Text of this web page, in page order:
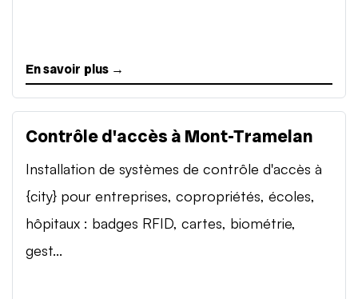
En savoir plus →
Contrôle d'accès à Mont-Tramelan
Installation de systèmes de contrôle d'accès à
{city} pour entreprises, copropriétés, écoles,
hôpitaux : badges RFID, cartes, biométrie,
gest...